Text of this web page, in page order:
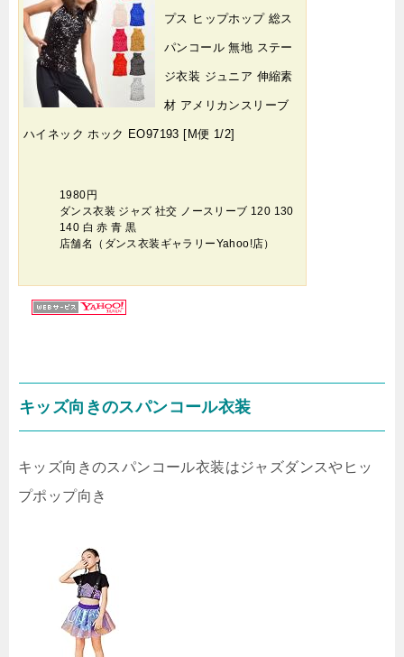
プス ヒップホップ 総ス
パンコール 無地 ステー
ジ衣装 ジュニア 伸縮素
材 アメリカンスリーブ
ハイネック ホック EO97193 [M便 1/2]
1980円
ダンス衣装 ジャズ 社交 ノースリーブ 120 130
140 白 赤 青 黒
店舗名（ダンス衣装ギャラリーYahoo!店）
キッズ向きのスパンコール衣装
キッズ向きのスパンコール衣装はジャズダンスやヒッ
プポップ向き